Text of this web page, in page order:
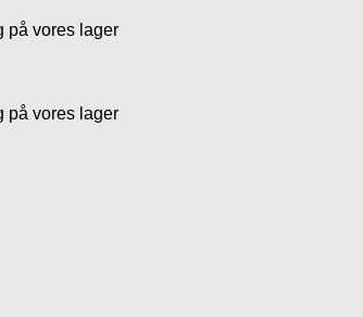
på vores lager
på vores lager